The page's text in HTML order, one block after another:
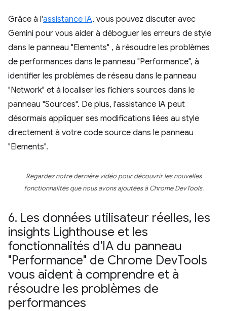
Grâce à l'assistance IA, vous pouvez discuter avec
Gemini pour vous aider à déboguer les erreurs de style
dans le panneau "Elements" , à résoudre les problèmes
de performances dans le panneau "Performance", à
identifier les problèmes de réseau dans le panneau
"Network" et à localiser les fichiers sources dans le
panneau "Sources". De plus, l'assistance IA peut
désormais appliquer ses modifications liées au style
directement à votre code source dans le panneau
"Elements".
Regardez notre dernière vidéo pour découvrir les nouvelles
fonctionnalités que nous avons ajoutées à Chrome DevTools.
6. Les données utilisateur réelles, les
insights Lighthouse et les
fonctionnalités d'IA du panneau
"Performance" de Chrome DevTools
vous aident à comprendre et à
résoudre les problèmes de
performances